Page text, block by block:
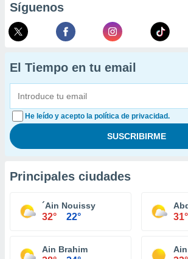
Síguenos
El Tiempo en tu email
He leído y acepto la política de privacidad.
Principales ciudades
´Ain Nouissy
32° 22° 31°
Ain Brahim